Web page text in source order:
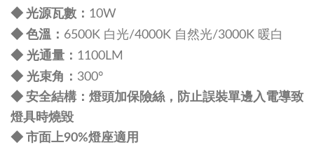
◆ 光源瓦數 ： 10W
◆ 色溫 ： 6500K 白光/4000K 自然光/3000K 暖白
◆ 光通量： 1100LM
◆ 光束角： 300°
◆ 安全結構：燈頭加保險絲，防止誤裝單邊入電導致
燈具時燒毀
◆ 市面上90%燈座適用